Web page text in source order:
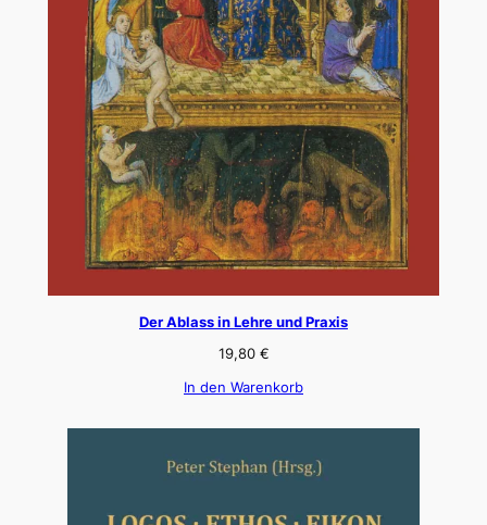
Der Ablass in Lehre und Praxis
19,80 €
In den Warenkorb